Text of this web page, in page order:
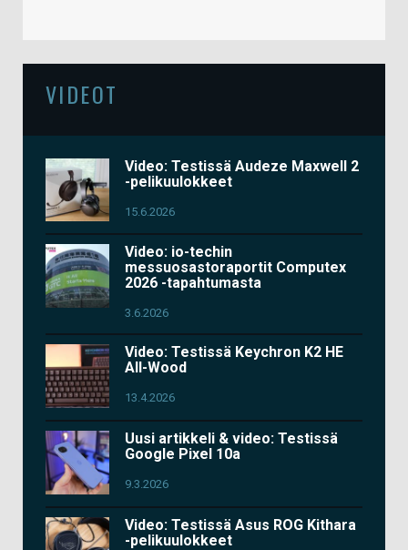
VIDEOT
Video: Testissä Audeze Maxwell 2
-pelikuulokkeet
15.6.2026
Video: io-techin
messuosastoraportit Computex
2026 -tapahtumasta
3.6.2026
Video: Testissä Keychron K2 HE
All-Wood
13.4.2026
Uusi artikkeli & video: Testissä
Google Pixel 10a
9.3.2026
Video: Testissä Asus ROG Kithara
-pelikuulokkeet